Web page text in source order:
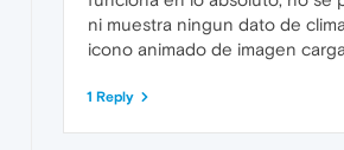
ni muestra ningun dato de
icono animado de imagen
1 Reply